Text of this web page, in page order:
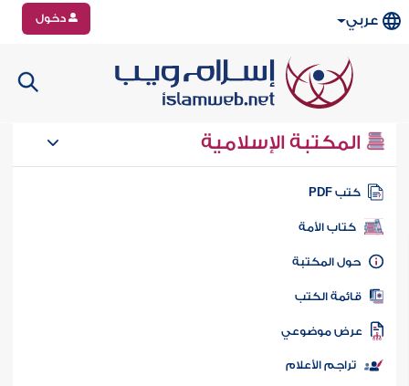
عربي دخول
المكتبة الإسلامية
كتب PDF
كتاب الأمة
المكتبة
الكتب
موضوعي